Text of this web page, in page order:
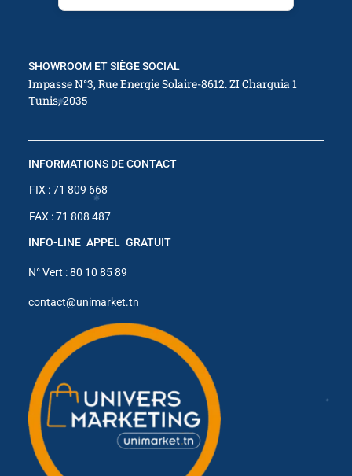
SHOWROOM ET SIÈGE SOCIAL
Impasse N°3, Rue Energie Solaire-8612. ZI Charguia 1
Tunis, 2035
INFORMATIONS DE CONTACT
FIX : 71 809 668
FAX : 71 808 487
INFO-LINE APPEL GRATUIT
N° Vert : 80 10 85 89
contact@unimarket.tn